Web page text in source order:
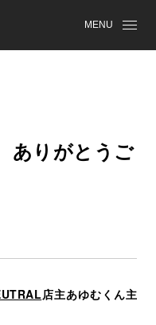
MENU
あ り がと う ご
店主あゆむくん主